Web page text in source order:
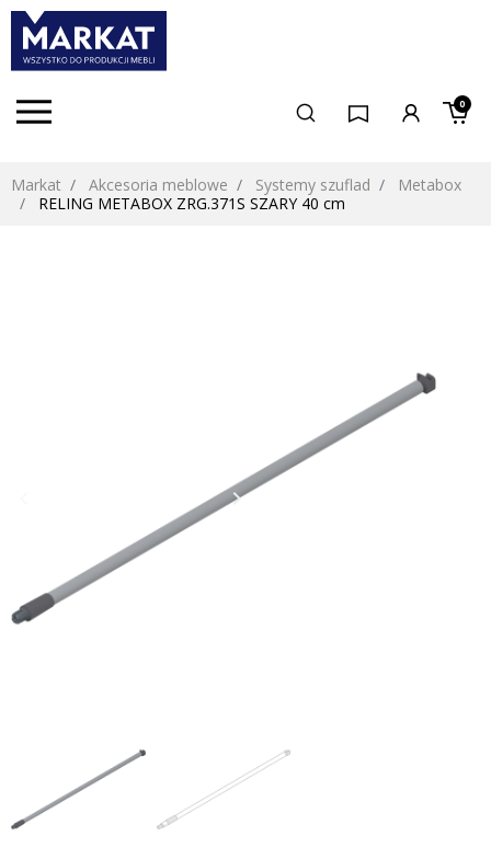
0
Markat Akcesoria meblowe Systemy szuflad
Metabox
RELING METABOX ZRG.371S SZARY 40 cm
Następny
keyboard_arrow_right